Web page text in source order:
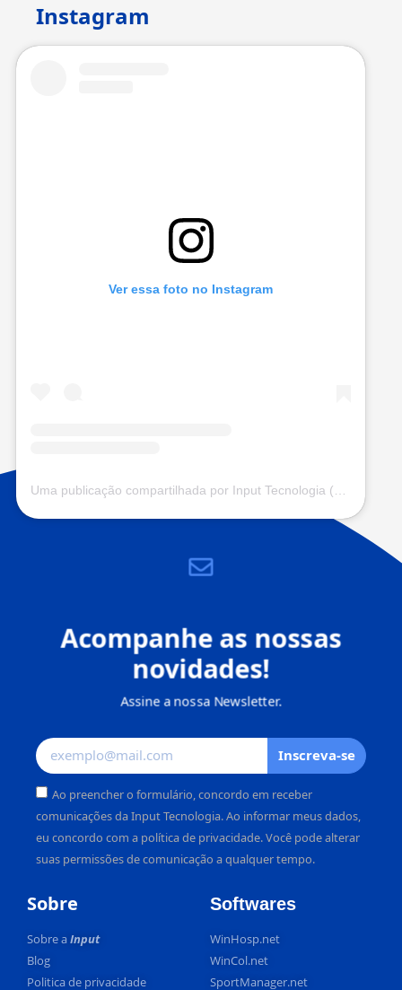
Instagram
Ver essa foto no Instagram
Acompanhe as nossas
novidades!
Assine a nossa Newsletter.
Ao preencher o formulário, concordo em receber
comunicações da Input Tecnologia. Ao informar meus dados,
eu concordo com a política de privacidade. Você pode alterar
suas permissões de comunicação a qualquer tempo.
Inscreva-se
Sobre
Sobre aInput
Blog
Politica de privacidade
Softwares
WinHosp.net
WinCol.net
SportManager.net